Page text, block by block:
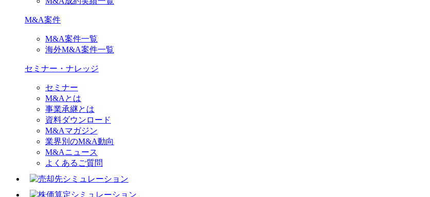
M&A案件
M&A案件一覧
海外M&A案件一覧
セミナー・ナレッジ
セミナー
M&Aとは
事業承継とは
資料ダウンロード
M&Aマガジン
業界別のM&A動向
M&Aニュース
よくあるご質問